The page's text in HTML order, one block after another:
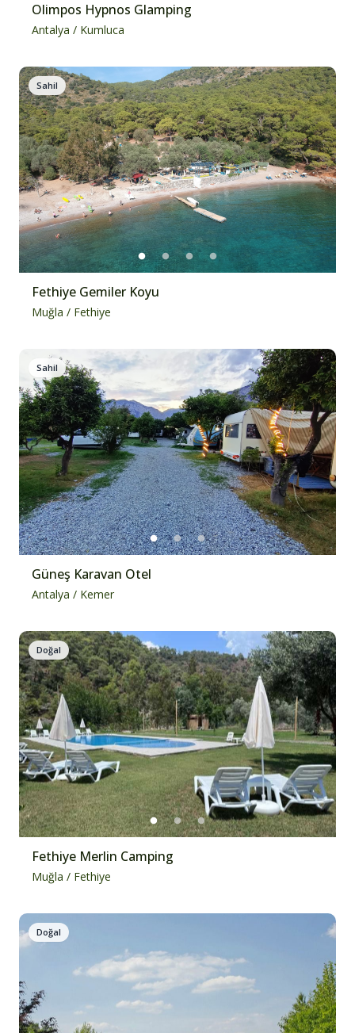
Olimpos Hypnos Glamping
Antalya / Kumluca
Sahil
Fethiye Gemiler Koyu
Muğla / Fethiye
Sahil
Güneş Karavan Otel
Antalya / Kemer
Doğal
Fethiye Merlin Camping
Muğla / Fethiye
Doğal